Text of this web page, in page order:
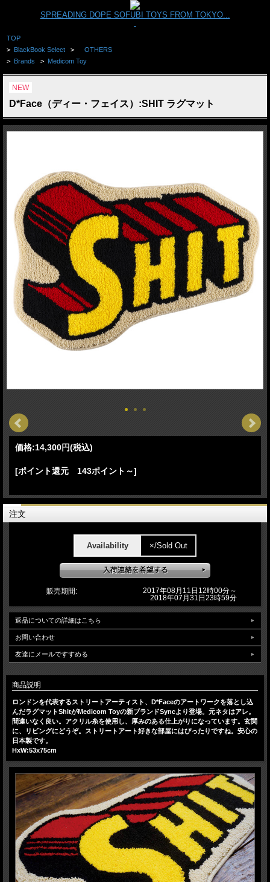
SPREADING DOPE SOFUBI TOYS FROM TOKYO...
TOP
> BlackBook Select > OTHERS
> Brands > Medicom Toy
NEW
D*Face（ディー・フェイス）:SHIT ラグマット
価格:14,300円(税込)
[ポイント還元 143ポイント～]
注文
Availability ×/Sold Out
販売期間:
2017年08月11日12時00分～
2018年07月31日23時59分
返品についての詳細はこちら
お問い合わせ
友達にメールですすめる
商品説明
ロンドンを代表するストリートアーティスト、D*Faceのアートワークを落とし込
んだラグマットShitがMedicom Toyの新ブランドSyncより登場。元ネタはアレ。
間違いなく良い。アクリル糸を使用し、厚みのある仕上がりになっています。玄関
に、リビングにどうぞ。ストリートアート好きな部屋にはぴったりですね。安心の
日本製です。
HxW:53x75cm